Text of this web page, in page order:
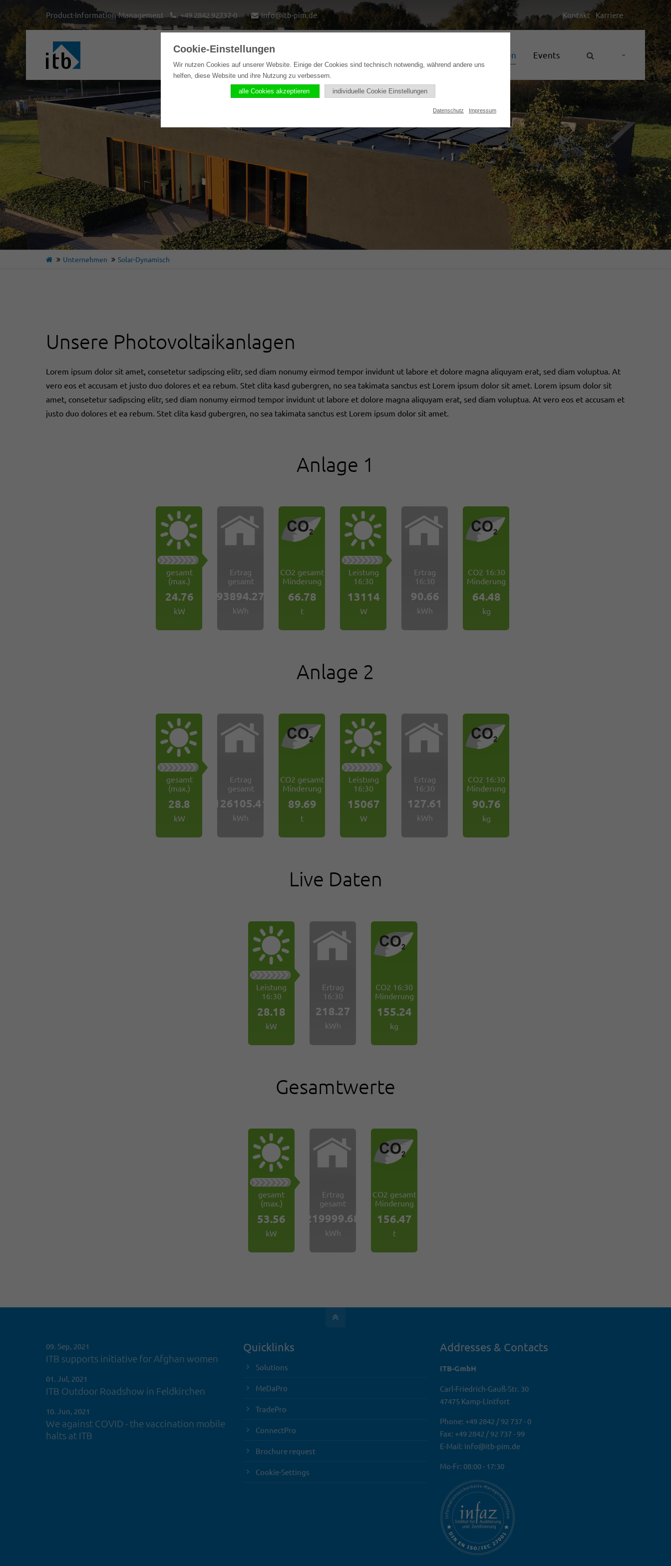
Kontakt Karriere
Product-Information-Management +49 2842 92737-0 info@itb-pim.de
Home Lösungen Unternehmen Events
Unternehmen Solar-Dynamisch
Unsere Photovoltaikanlagen
Lorem ipsum dolor sit amet, consetetur sadipscing elitr, sed diam nonumy eirmod tempor invidunt ut labore et dolore magna aliquyam erat, sed diam voluptua. At
vero eos et accusam et justo duo dolores et ea rebum. Stet clita kasd gubergren, no sea takimata sanctus est Lorem ipsum dolor sit amet. Lorem ipsum dolor sit
amet, consetetur sadipscing elitr, sed diam nonumy eirmod tempor invidunt ut labore et dolore magna aliquyam erat, sed diam voluptua. At vero eos et accusam et
justo duo dolores et ea rebum. Stet clita kasd gubergren, no sea takimata sanctus est Lorem ipsum dolor sit amet.
Anlage 1
gesamt
(max.)
24.76
kW
Ertrag
gesamt
93894.27
kWh
CO2 gesamt
Minderung
66.78
t
Leistung
16:30
13114
W
Ertrag
16:30
90.66
kWh
CO2 16:30
Minderung
64.48
kg
Anlage 2
gesamt
(max.)
28.8
kW
Ertrag
gesamt
126105.41
kWh
CO2 gesamt
Minderung
89.69
t
Leistung
16:30
15067
W
Ertrag
16:30
127.61
kWh
CO2 16:30
Minderung
90.76
kg
Live Daten
Leistung
16:30
28.18
kW
Ertrag
16:30
218.27
kWh
CO2 16:30
Minderung
155.24
kg
Gesamtwerte
gesamt
(max.)
53.56
kW
Ertrag
gesamt
219999.68
kWh
CO2 gesamt
Minderung
156.47
t
09. Sep, 2021
ITB supports initiative for Afghan women
01. Jul, 2021
ITB Outdoor Roadshow in Feldkirchen
10. Jun, 2021
We against COVID - the vaccination mobile
halts at ITB
Quicklinks
Solutions
MeDaPro
TradePro
ConnectPro
Brochure request
Cookie-Settings
Addresses & Contacts
ITB-GmbH
Carl-Friedrich-Gauß-Str. 30
47475 Kamp-Lintfort
Phone: +49 2842 / 92 737 - 0
Fax: +49 2842 / 92 737 - 99
E-Mail: info@itb-pim.de
Mo-Fr: 08:00 - 17:30
Cookie-Einstellungen
Wir nutzen Cookies auf unserer Website. Einige der Cookies sind technisch notwendig, während andere uns
helfen, diese Website und ihre Nutzung zu verbessern.
alle Cookies akzeptieren individuelle Cookie Einstellungen
Datenschutz Impressum